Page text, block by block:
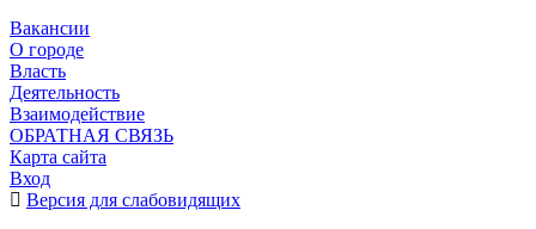
Вакансии
О городе
Власть
Деятельность
Взаимодействие
ОБРАТНАЯ СВЯЗЬ
Карта сайта
Вход
Версия для слабовидящих